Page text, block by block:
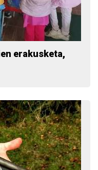
erakusketa,